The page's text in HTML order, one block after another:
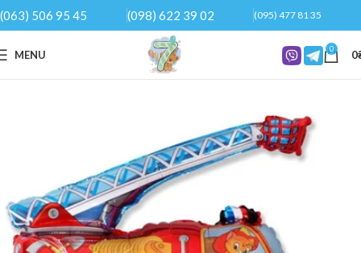
(063) 506 95 45 (098) 622 39 02 (095) 477 81 35
MENU 0 0